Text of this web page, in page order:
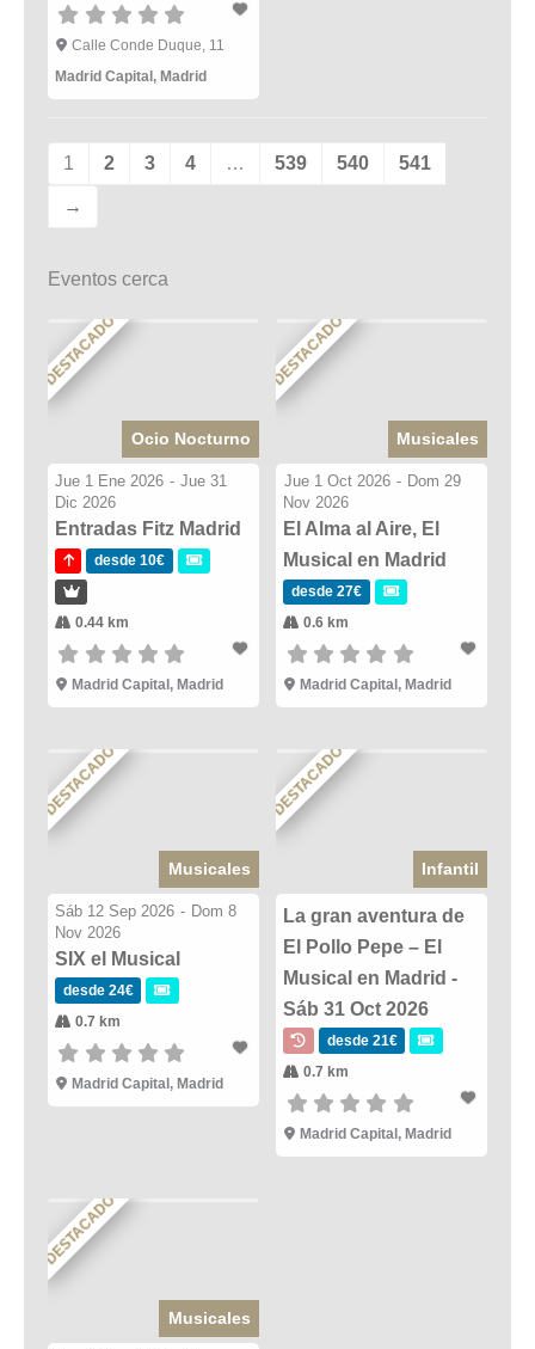
Calle Conde Duque, 11
Madrid Capital , Madrid
1 2 3 4 … 539 540 541
→
Eventos cerca
DESTACADO
Ocio Nocturno
Jue 1 Ene 2026 - Jue 31
Dic 2026
Entradas Fitz Madrid
desde 10€
0.44 km
Madrid Capital, Madrid
DESTACADO
Musicales
Jue 1 Oct 2026 - Dom 29
Nov 2026
El Alma al Aire, El
Musical en Madrid
desde 27€
0.6 km
Madrid Capital, Madrid
DESTACADO
Musicales
Sáb 12 Sep 2026 - Dom 8
Nov 2026
SIX el Musical
desde 24€
0.7 km
Madrid Capital, Madrid
DESTACADO
Infantil
La gran aventura de
El Pollo Pepe – El
Musical en Madrid -
Sáb 31 Oct 2026
desde 21€
0.7 km
Madrid Capital, Madrid
DESTACADO
Musicales